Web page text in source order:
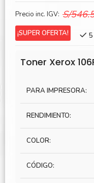
Precio inc. IGV: S/
¡SUPER OFERTA!
Toner Xerox
PARA IMPRESORA:
RENDIMIENTO:
COLOR:
CÓDIGO: